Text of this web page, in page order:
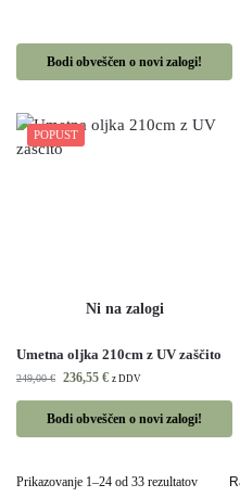
Bodi obveščen o novi zalogi!
POPUST
Umetna oljka 210cm z UV zaščito
249,00€ 236,55 € z DDV
Bodi obveščen o novi zalogi!
Prikazovanje 1–24 od 33 rezultatov